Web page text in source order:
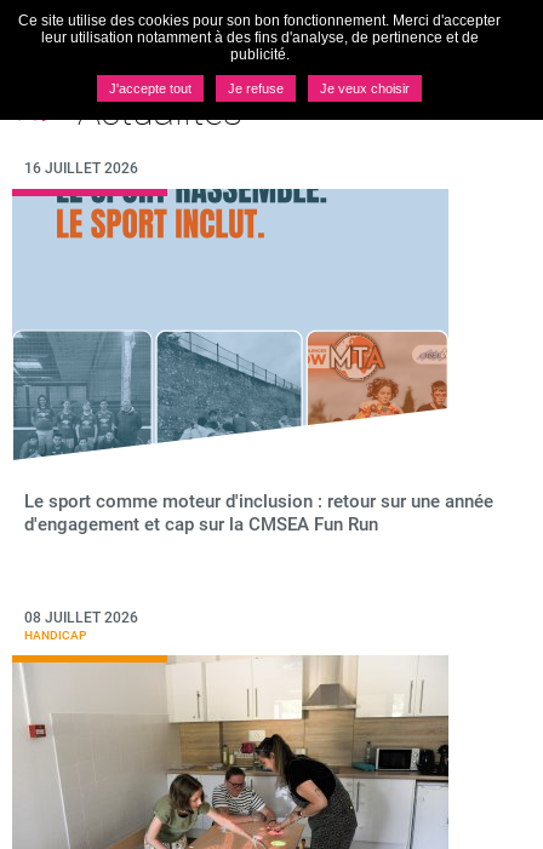
Actualités
16 JUILLET 2026
Le sport comme moteur d'inclusion : retour sur une année
d'engagement et cap sur la CMSEA Fun Run
08 JUILLET 2026
HANDICAP
Ce site utilise des cookies pour son bon fonctionnement. Merci d'accepter
leur utilisation notamment à des fins d'analyse, de pertinence et de
publicité.
J'accepte tout Je refuse Je veux choisir